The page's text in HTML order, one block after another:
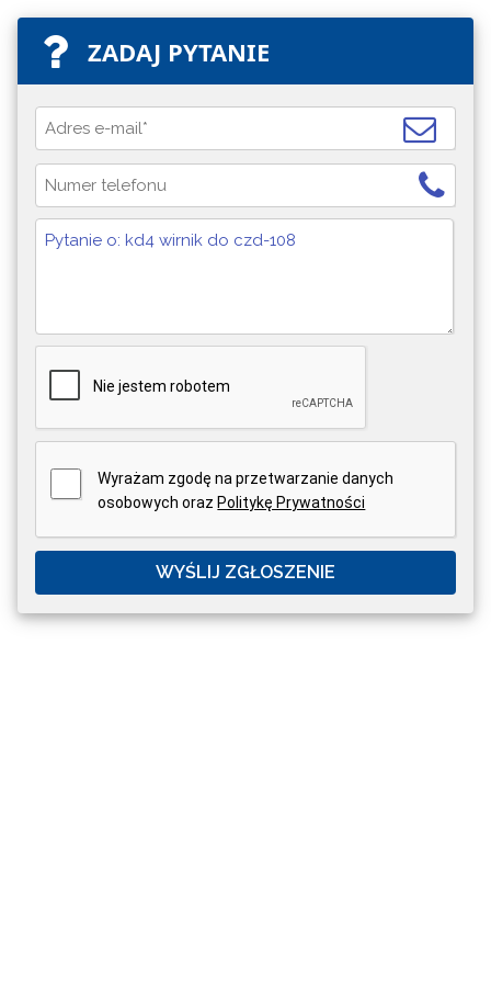
ZADAJ PYTANIE
Wyrażam zgodę na przetwarzanie danych
osobowych oraz Politykę Prywatności
WYŚLIJ ZGŁOSZENIE